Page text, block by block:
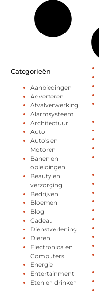
Categorieën
Aanbiedingen
Adverteren
Afvalverwerking
Alarmsysteem
Architectuur
Auto
Auto's en
Motoren
Banen en
opleidingen
Beauty en
verzorging
Bedrijven
Bloemen
Blog
Cadeau
Dienstverlening
Dieren
Electronica en
Computers
Energie
Entertainment
Eten en drinken